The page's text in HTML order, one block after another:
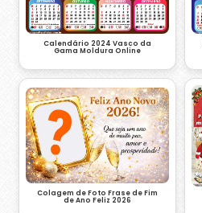
Calendário 2024 Vasco da
Gama Moldura Online
Colagem de Foto Frase de Fim
de Ano Feliz 2026